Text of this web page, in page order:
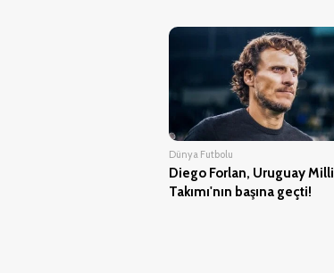
Dünya Futbolu
Diego Forlan, Uruguay Milli
Takımı'nın başına geçti!